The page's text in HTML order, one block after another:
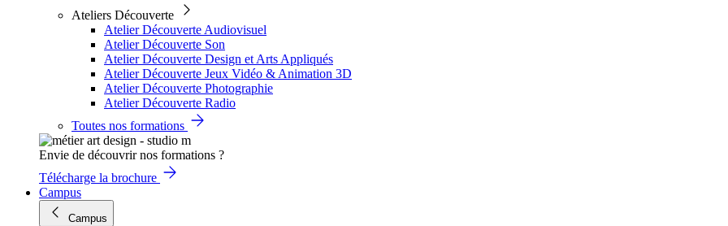
Ateliers Découverte
Atelier Découverte Audiovisuel
Atelier Découverte Son
Atelier Découverte Design et Arts Appliqués
Atelier Découverte Jeux Vidéo & Animation 3D
Atelier Découverte Photographie
Atelier Découverte Radio
Toutes nos formations
Envie de découvrir nos formations ?
Télécharge la brochure
Campus
Campus